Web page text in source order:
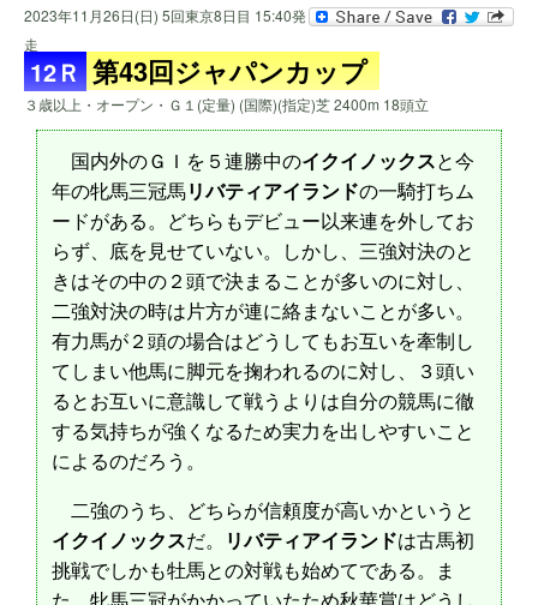
2023年11月26日(日) 5回東京8日目 15:40発
走
12Ｒ 第43回ジャパンカップ
３歳以上・オープン・Ｇ１(定量) (国際)(指定)芝 2400m 18頭立
国内外のＧＩを５連勝中のイクイノックスと今
年の牝馬三冠馬リバティアイランドの一騎打ちム
ードがある。どちらもデビュー以来連を外してお
らず、底を見せていない。しかし、三強対決のと
きはその中の２頭で決まることが多いのに対し、
二強対決の時は片方が連に絡まないことが多い。
有力馬が２頭の場合はどうしてもお互いを牽制し
てしまい他馬に脚元を掬われるのに対し、３頭い
るとお互いに意識して戦うよりは自分の競馬に徹
する気持ちが強くなるため実力を出しやすいこと
によるのだろう。
二強のうち、どちらが信頼度が高いかというと
イクイノックスだ。 リバティアイランドは古馬初
挑戦でしかも牡馬との対戦も始めてである。ま